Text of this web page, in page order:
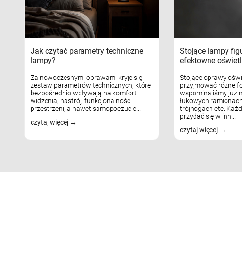
Jak czytać parametry techniczne
lampy?
Za nowoczesnymi oprawami kryje się
zestaw parametrów technicznych, które
bezpośrednio wpływają na komfort
widzenia, nastrój, funkcjonalność
przestrzeni, a nawet samopoczucie...
czytaj więcej
Stojące lampy
efektowne
Stojące oprawy
przyjmować różne
wspominaliśmy już
łukowych
trójnogach etc.
przydać się w inn...
czytaj więcej